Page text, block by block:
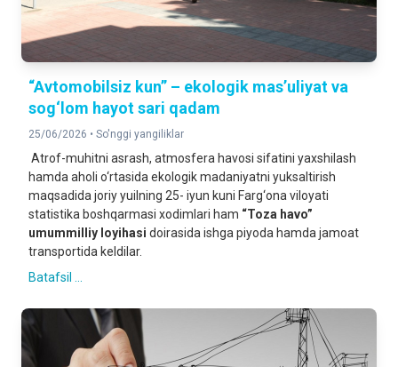
“Avtomobilsiz kun” – ekologik mas’uliyat va
sog‘lom hayot sari qadam
25/06/2026 • So'nggi yangiliklar
Atrof-muhitni asrash, atmosfera havosi sifatini yaxshilash
hamda aholi o‘rtasida ekologik madaniyatni yuksaltirish
maqsadida joriy yuilning 25- iyun kuni Farg‘ona viloyati
statistika boshqarmasi xodimlari ham “Toza havo”
umummilliy loyihasi doirasida ishga piyoda hamda jamoat
transportida keldilar.
Batafsil ...